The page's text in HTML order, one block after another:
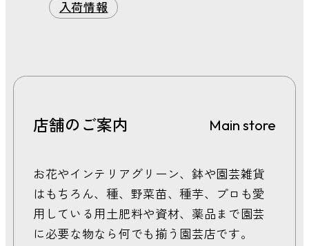
入荷情報
2026年 4月
2026年 1月
2025年 10月
2025年 8月
2025年 7月
2025年 6月
2025年 5月
2025年 4月
店舗のご案内 Main store
お花やインテリアグリーン、鉢や園芸雑貨
はもちろん、種、野菜苗、種芋、プロも愛
用している用土肥料や資材、薬品まで園芸
に必要な物なら何でも揃う園芸店です。